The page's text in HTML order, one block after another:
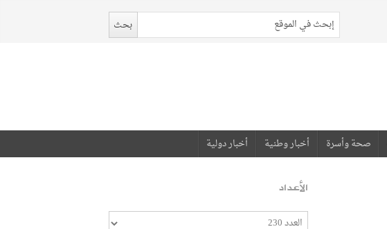
صحة وأسرة أخبار وطنية أخبار دولية
الأعداد